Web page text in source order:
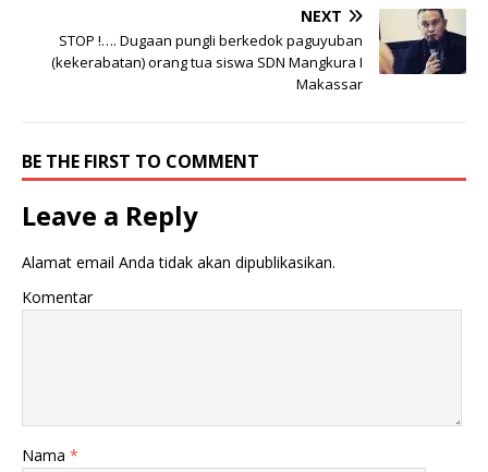
NEXT
STOP !…. Dugaan pungli berkedok paguyuban
(kekerabatan) orang tua siswa SDN Mangkura I
Makassar
BE THE FIRST TO COMMENT
Leave a Reply
Alamat email Anda tidak akan dipublikasikan.
Komentar
Nama *